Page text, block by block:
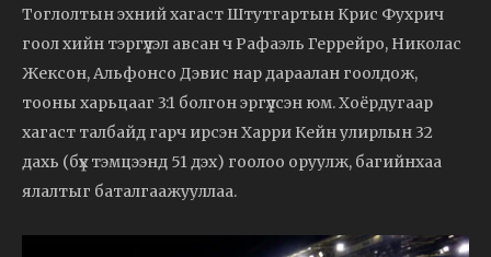
Тоглолтын эхний хагаст Штутгартын Крис Фухрич
гоол хийн тэргүүлэл авсан ч Рафаэль Геррейро, Николас
Жексон, Альфонсо Дэвис нар дараалан гоолдож,
тооны харьцааг 3:1 болгон эргүүлсэн юм. Хоёрдугаар
хагаст талбайд гарч ирсэн Харри Кейн улирлын 32
дахь (бүх тэмцээнд 51 дэх) гоолоо оруулж, багийнхаа
ялалтыг баталгаажууллаа.